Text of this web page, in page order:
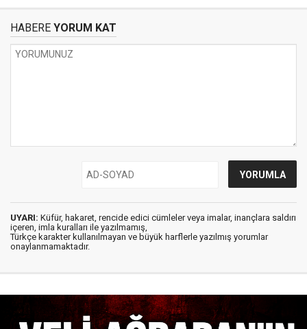
HABERE YORUM KAT
UYARI: Küfür, hakaret, rencide edici cümleler veya imalar, inançlara saldırı
içeren, imla kuralları ile yazılmamış,
Türkçe karakter kullanılmayan ve büyük harflerle yazılmış yorumlar
onaylanmamaktadır.